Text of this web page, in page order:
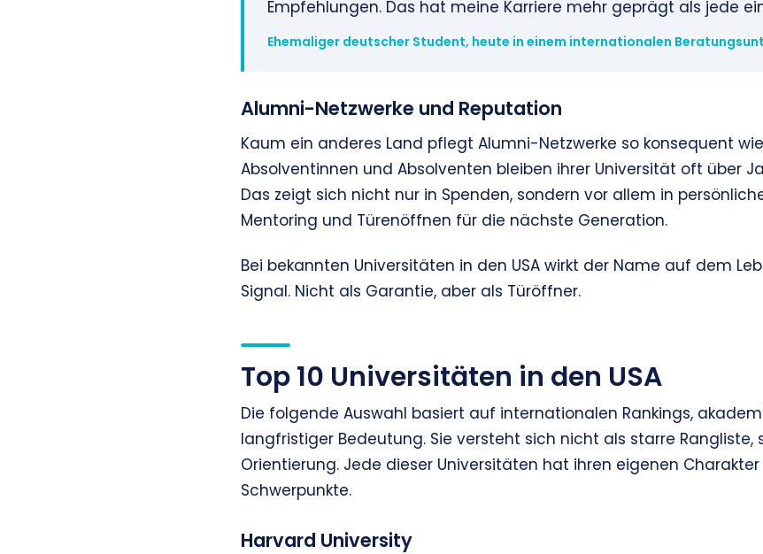
Empfehlungen. Das hat meine Karriere mehr geprägt als jede
Ehemaliger deutscher Student, heute in einem internationalen
Alumni-Netzwerke und Reputation
Kaum ein anderes Land pflegt Alumni-Netzwerke so konsequent wie
Absolventinnen und Absolventen bleiben ihrer Universität oft über
Das zeigt sich nicht nur in Spenden, sondern vor allem in
Mentoring und Türenöffnen für die nächste Generation.
Bei bekannten Universitäten in den USA wirkt der Name auf dem
Signal. Nicht als Garantie, aber als Türöffner.
Top 10 Universitäten in den USA
Die folgende Auswahl basiert auf internationalen Rankings,
langfristiger Bedeutung. Sie versteht sich nicht als starre Rangliste,
Orientierung. Jede dieser Universitäten hat ihren eigenen
Schwerpunkte.
Harvard University